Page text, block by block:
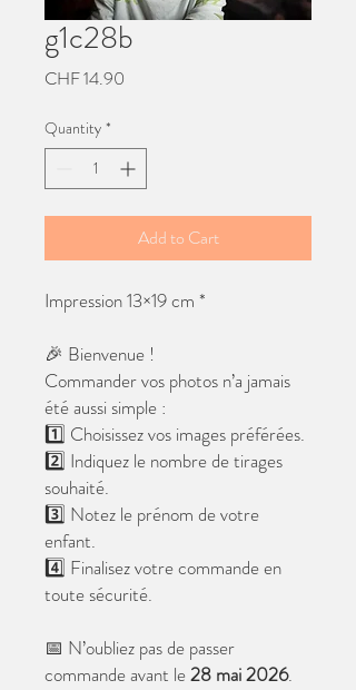
g1c28b
CHF 14.90
Quantity *
Add to Cart
Impression 13×19 cm *
🎉 Bienvenue !
Commander vos photos n’a jamais
été aussi simple :
1️⃣ Choisissez vos images préférées.
2️⃣ Indiquez le nombre de tirages
souhaité.
3️⃣ Notez le prénom de votre
enfant.
4️⃣ Finalisez votre commande en
toute sécurité.
📅 N’oubliez pas de passer
commande avant le28 mai 2026.